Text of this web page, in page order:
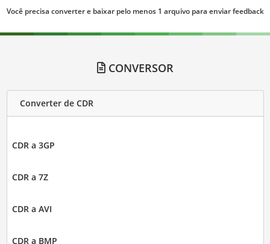
Você precisa converter e baixar pelo menos 1 arquivo para enviar feedback
CONVERSOR
Converter de CDR
CDR a 3GP
CDR a 7Z
CDR a AVI
CDR a BMP